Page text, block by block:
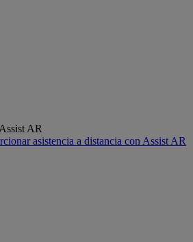
AR
asistencia a distancia con Assist AR